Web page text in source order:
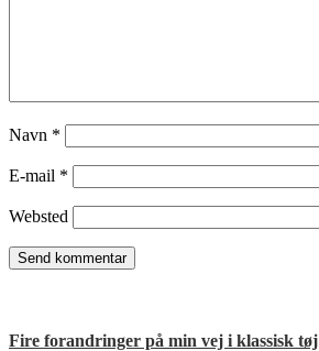
Navn *
E-mail *
Websted
Fire forandringer på min vej i klassisk tøj